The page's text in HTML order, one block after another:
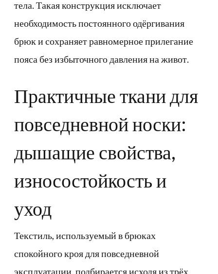
тела. Такая конструкция исключает
необходимость постоянного одёргивания
брюк и сохраняет равномерное прилегание
пояса без избыточного давления на живот.
Практичные ткани для
повседневной носки:
дышащие свойства,
износостойкость и
уход
Текстиль, используемый в брюках
спокойного кроя для повседневной
эксплуатации, подбирается исходя из трёх